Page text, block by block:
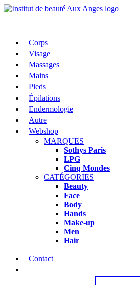
Corps
Visage
Massages
Mains
Pieds
Épilations
Endermologie
Autre
Webshop
MARQUES
Sothys Paris
LPG
Cinq Mondes
CATÉGORIES
Beauty
Face
Body
Hands
Make-up
Men
Hair
Contact